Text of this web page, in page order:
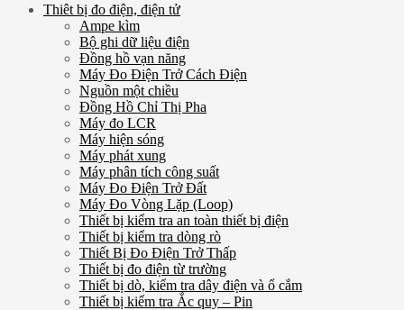
Thiêt bị đo điện, điện tử
Ampe kìm
Bộ ghi dữ liệu điện
Đồng hồ vạn năng
Máy Đo Điện Trở Cách Điện
Nguồn một chiều
Đồng Hồ Chỉ Thị Pha
Máy đo LCR
Máy hiện sóng
Máy phát xung
Máy phân tích công suất
Máy Đo Điện Trở Đất
Máy Đo Vòng Lặp (Loop)
Thiết bị kiểm tra an toàn thiết bị điện
Thiết bị kiểm tra dòng rò
Thiết Bị Đo Điện Trở Thấp
Thiết bị đo điện từ trường
Thiết bị dò, kiểm tra dây điện và ổ cắm
Thiết bị kiểm tra Ắc quy – Pin